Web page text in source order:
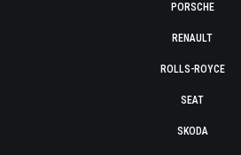
PORSCHE
RENAULT
ROLLS-ROYCE
SEAT
SKODA